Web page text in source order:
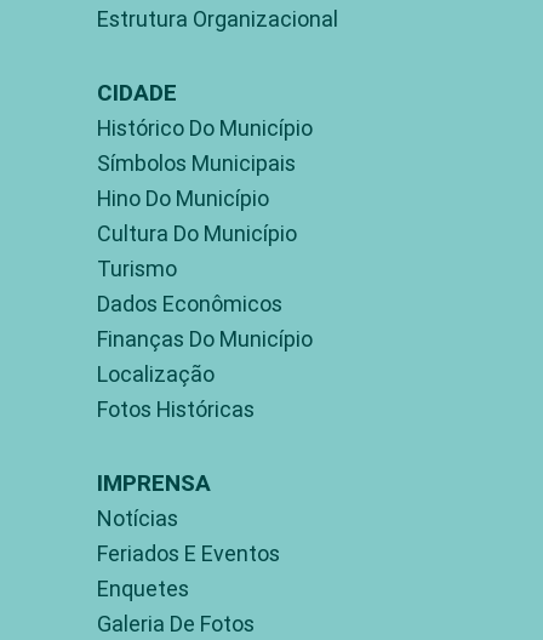
Estrutura Organizacional
CIDADE
Histórico Do Município
Símbolos Municipais
Hino Do Município
Cultura Do Município
Turismo
Dados Econômicos
Finanças Do Município
Localização
Fotos Históricas
IMPRENSA
Notícias
Feriados E Eventos
Enquetes
Galeria De Fotos